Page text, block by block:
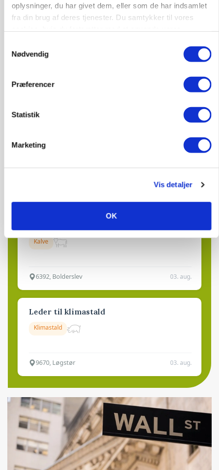
oplysninger, du har givet dem, eller som de har indsamlet
fra din brug af deres tjenester. Du samtykker til vores
Nødvendig
Præferencer
Statistik
Marketing
Vis detaljer
OK
4690, Haslev NY 06. aug.
Lastbilchauffør søges til Henrik Haves
Medarbejdere til griseproduktion
03. aug.
Kalve
6392, Bolderslev 03. aug.
Leder til klimastald
Klimastald
9670, Løgstør 03. aug.